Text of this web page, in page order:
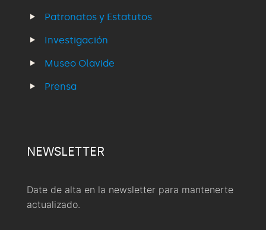
Patronatos y Estatutos
Investigación
Museo Olavide
Prensa
NEWSLETTER
Date de alta en la newsletter para mantenerte
actualizado.